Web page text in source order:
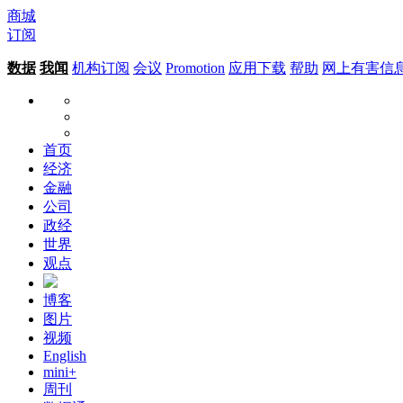
商城
订阅
数据 我闻 机构订阅 会议 Promotion 应用下载 帮助 网上有害信
首页
经济
金融
公司
政经
世界
观点
博客
图片
视频
English
mini+
周刊